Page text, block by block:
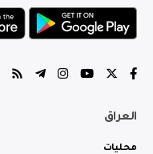
العراق
محليات